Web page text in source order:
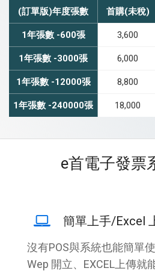
(訂單版)年度張數 首購(未稅)
1年張數 -600張 3,600
1年張數 -3000張 6,000
1年張數 -12000張 8,800
1年張數 -240000張 18,000
e首電子發票
簡單上手/Excel
沒有POS與系統也能簡單
Wep 開立、EXCEL上傳就